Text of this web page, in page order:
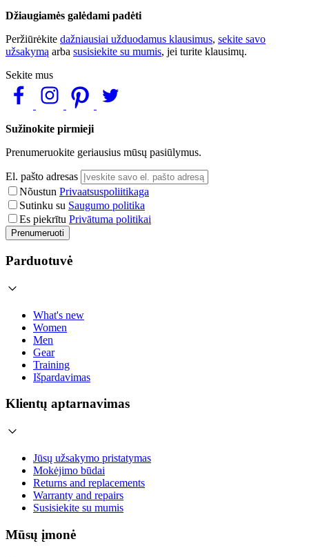
Džiaugiamės galėdami padėti
Peržiūrėkite dažniausiai užduodamus klausimus, sekite savo
užsakymą arba susisiekite su mumis, jei turite klausimų.
Sekite mus
Sužinokite pirmieji
Prenumeruokite geriausius mūsų pasiūlymus.
El. pašto adresas
Nõustun Privaatsuspoliitikaga
Sutinku su Saugumo politika
Es piekrītu Privātuma politikai
Prenumeruoti
Parduotuvė
What's new
Women
Men
Gear
Training
Išpardavimas
Klientų aptarnavimas
Jūsų užsakymo pristatymas
Mokėjimo būdai
Returns and replacements
Warranty and repairs
Susisiekite su mumis
Mūsų įmonė